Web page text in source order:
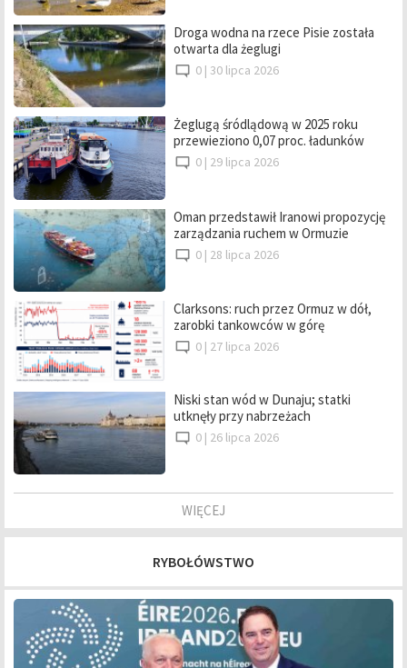
Droga wodna na rzece Pisie została
otwarta dla żeglugi
0 | 30 lipca 2026
Żeglugą śródlądową w 2025 roku
przewieziono 0,07 proc. ładunków
0 | 29 lipca 2026
Oman przedstawił Iranowi propozycję
zarządzania ruchem w Ormuzie
0 | 28 lipca 2026
Clarksons: ruch przez Ormuz w dół,
zarobki tankowców w górę
0 | 27 lipca 2026
Niski stan wód w Dunaju; statki
utknęły przy nabrzeżach
0 | 26 lipca 2026
WIĘCEJ
RYBOŁÓWSTWO